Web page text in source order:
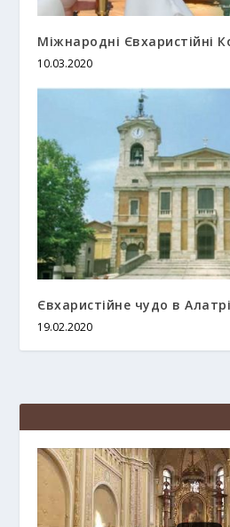
Міжнародні Євхаристійні
10.03.2020
Євхаристійне чудо в Алатрі
19.02.2020